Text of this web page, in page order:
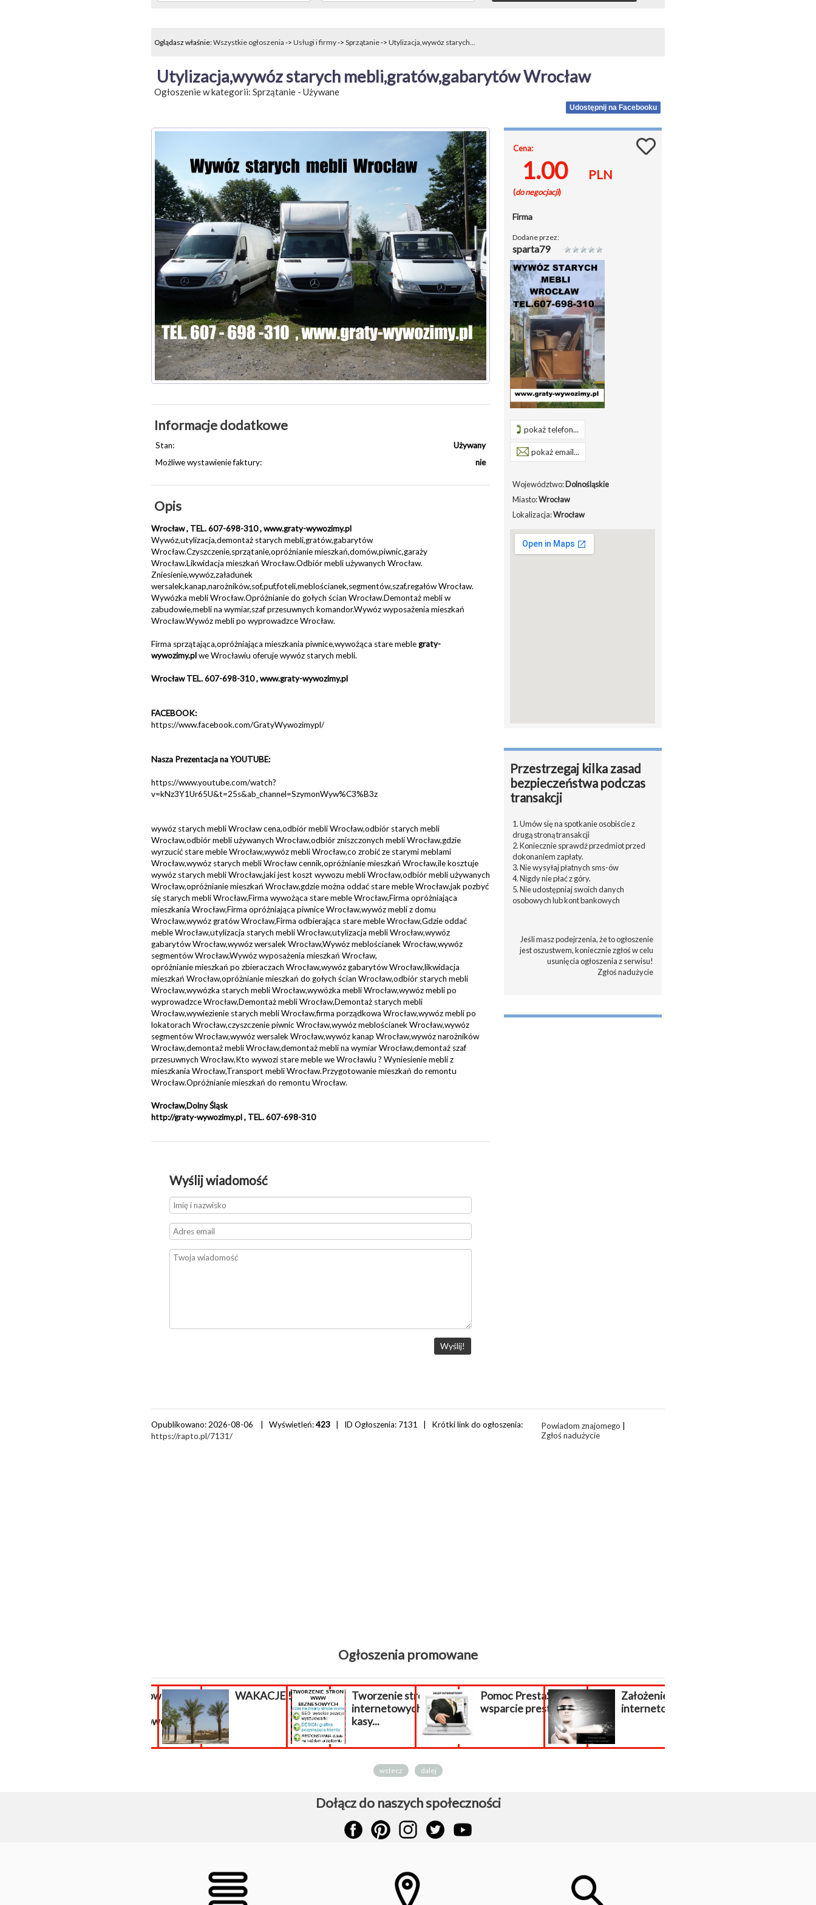
Oglądasz właśnie:Wszystkie ogłoszenia -> Usługi i firmy-> Sprzątanie-> Utylizacja,wywóz starych...
Utylizacja,wywóz starych mebli,gratów,gabarytów Wrocław
Ogłoszenie w kategorii: Sprzątanie- Używane
Udostępnij na Facebooku
Informacje dodatkowe
Stan:
Używany
Możliwe wystawienie faktury:
nie
Opis
Wrocław , TEL. 607-698-310 , www.graty-wywozimy.pl
Wywóz,utylizacja,demontaż starych mebli,gratów,gabarytów
Wrocław.Czyszczenie,sprzątanie,opróżnianie mieszkań,domów,piwnic,garaży
Wrocław.Likwidacja mieszkań Wrocław.Odbiór mebli używanych Wrocław.
Zniesienie,wywóz,załadunek
wersalek,kanap,narożników,sof,puf,foteli,meblościanek,segmentów,szaf,regałów Wrocław.
Wywózka mebli Wrocław.Opróżnianie do gołych ścian Wrocław.Demontaż mebli w
zabudowie,mebli na wymiar,szaf przesuwnych komandor.Wywóz wyposażenia mieszkań
Wrocław.Wywóz mebli po wyprowadzce Wrocław.
Firma sprzątająca,opróżniająca mieszkania piwnice,wywożąca stare meblegraty-
wywozimy.plwe Wrocławiu oferuje wywóz starych mebli.
Wrocław TEL. 607-698-310 , www.graty-wywozimy.pl
FACEBOOK:
https://www.facebook.com/GratyWywozimypl/
Nasza Prezentacja na YOUTUBE:
https://www.youtube.com/watch?
v=kNz3Y1Ur65U&t=25s&ab_channel=SzymonWyw%C3%B3z
wywóz starych mebli Wrocław cena,odbiór mebli Wrocław,odbiór starych mebli
Wrocław,odbiór mebli używanych Wrocław,odbiór zniszczonych mebli Wrocław,gdzie
wyrzucić stare meble Wrocław,wywóz mebli Wrocław,co zrobić ze starymi meblami
Wrocław,wywóz starych mebli Wrocław cennik,opróżnianie mieszkań Wrocław,ile kosztuje
wywóz starych mebli Wrocław,jaki jest koszt wywozu mebli Wrocław,odbiór mebli używanych
Wrocław,opróżnianie mieszkań Wrocław,gdzie można oddać stare meble Wrocław,jak pozbyć
się starych mebli Wrocław,Firma wywożąca stare meble Wrocław,Firma opróżniająca
mieszkania Wrocław,Firma opróżniająca piwnice Wrocław,wywóz mebli z domu
Wrocław,wywóz gratów Wrocław,Firma odbierająca stare meble Wrocław,Gdzie oddać
meble Wrocław,utylizacja starych mebli Wrocław,utylizacja mebli Wrocław,wywóz
gabarytów Wrocław,wywóz wersalek Wrocław,Wywóz meblościanek Wrocław,wywóz
segmentów Wrocław,Wywóz wyposażenia mieszkań Wrocław,
opróżnianie mieszkań po zbieraczach Wrocław,wywóz gabarytów Wrocław,likwidacja
mieszkań Wrocław,opróżnianie mieszkań do gołych ścian Wrocław,odbiór starych mebli
Wrocław,wywózka starych mebli Wrocław,wywózka mebli Wrocław,wywóz mebli po
wyprowadzce Wrocław,Demontaż mebli Wrocław,Demontaż starych mebli
Wrocław,wywiezienie starych mebli Wrocław,firma porządkowa Wrocław,wywóz mebli po
lokatorach Wrocław,czyszczenie piwnic Wrocław,wywóz meblościanek Wrocław,wywóz
segmentów Wrocław,wywóz wersalek Wrocław,wywóz kanap Wrocław,wywóz narożników
Wrocław,demontaż mebli Wrocław,demontaż mebli na wymiar Wrocław,demontaż szaf
przesuwnych Wrocław,Kto wywozi stare meble we Wrocławiu ? Wyniesienie mebli z
mieszkania Wrocław,Transport mebli Wrocław.Przygotowanie mieszkań do remontu
Wrocław.Opróżnianie mieszkań do remontu Wrocław.
Wrocław,Dolny Śląsk
http://graty-wywozimy.pl , TEL. 607-698-310
Wyślij wiadomość
Cena:
1.00 PLN
(do negocjacji)
Firma
Dodane przez:
sparta79
pokaż telefon...
pokaż email...
Województwo:Dolnośląskie
Miasto:Wrocław
Lokalizacja:Wrocław
Przestrzegaj kilka zasad
bezpieczeństwa podczas
transakcji
1. Umów się na spotkanie osobiście z
drugą stroną transakcji
2. Koniecznie sprawdź przedmiot przed
dokonaniem zapłaty.
3. Nie wysyłaj płatnych sms-ów
4. Nigdy nie płać z góry.
5. Nie udostępniaj swoich danych
osobowych lub kont bankowych
Jeśli masz podejrzenia, że to ogłoszenie
jest oszustwem, koniecznie zgłoś w celu
usunięcia ogłoszenia z serwisu!
Zgłoś nadużycie
Opublikowano: 2026-08-06 | Wyświetleń:423| ID Ogłoszenia: 7131
| Krótki link do ogłoszenia:
https://rapto.pl/7131/
Powiadom znajomego
Zgłoś nadużycie
Ogłoszenia promowane
Odwirusowanie
internetowej...
WAKACJE !!!
Tworzenie stron
internetowych
kasy...
Pomoc PrestaShop,
wsparcie prestashop
Założenie sklepu
internetowego.
wstecz dalej
Dołącz do naszych społeczności